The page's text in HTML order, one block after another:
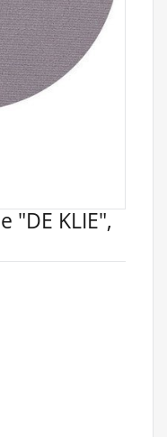
"DE KLIE",